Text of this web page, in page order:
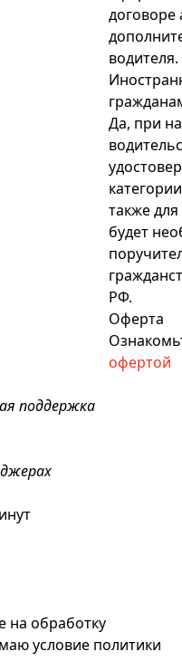
договоре
водителя.
Да, при
также
будет
РФ.
Оферта
офертой
поддержка
на обработку
условие политики